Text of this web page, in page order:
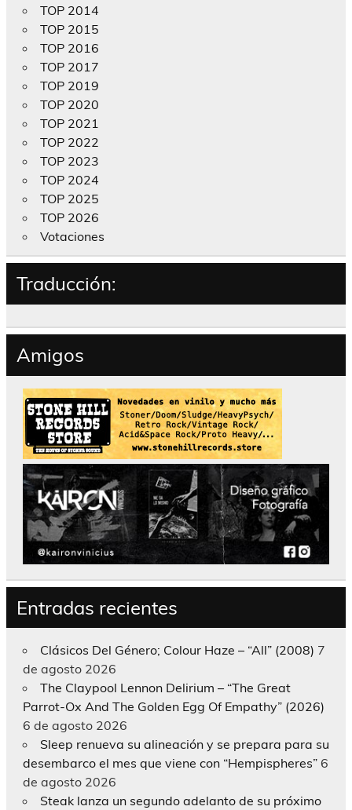
TOP 2014
TOP 2015
TOP 2016
TOP 2017
TOP 2019
TOP 2020
TOP 2021
TOP 2022
TOP 2023
TOP 2024
TOP 2025
TOP 2026
Votaciones
Traducción:
Amigos
Entradas recientes
Clásicos Del Género; Colour Haze – “All” (2008) 7
de agosto 2026
The Claypool Lennon Delirium – “The Great
Parrot-Ox And The Golden Egg Of Empathy” (2026)
6 de agosto 2026
Sleep renueva su alineación y se prepara para su
desembarco el mes que viene con “Hempispheres” 6
de agosto 2026
Steak lanza un segundo adelanto de su próximo